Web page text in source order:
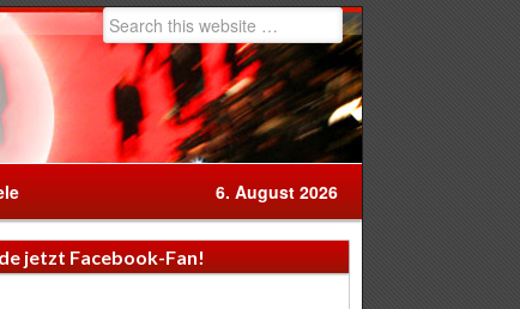
6. August 2026
jetzt Facebook-Fan!